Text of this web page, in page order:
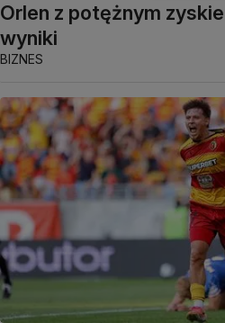
Orlen z potężnym
wyniki
BIZNES